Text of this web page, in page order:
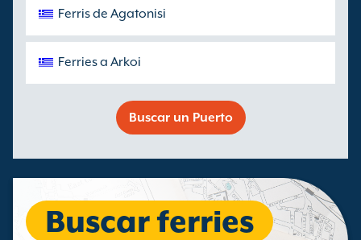
Ferris de Agatonisi
Ferries a Arkoi
Buscar un Puerto
Buscar ferries